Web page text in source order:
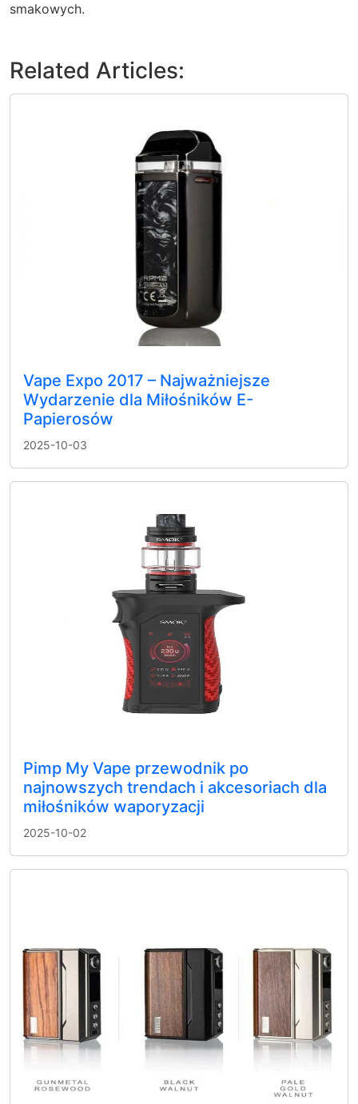
smakowych.
Related Articles:
Vape Expo 2017 – Najważniejsze
Wydarzenie dla Miłośników E-
Papierosów
2025-10-03
Pimp My Vape przewodnik po
najnowszych trendach i akcesoriach dla
miłośników waporyzacji
2025-10-02